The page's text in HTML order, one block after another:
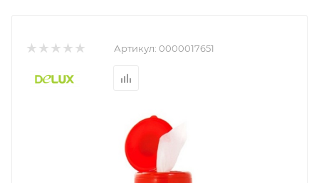
Артикул: 0000017651